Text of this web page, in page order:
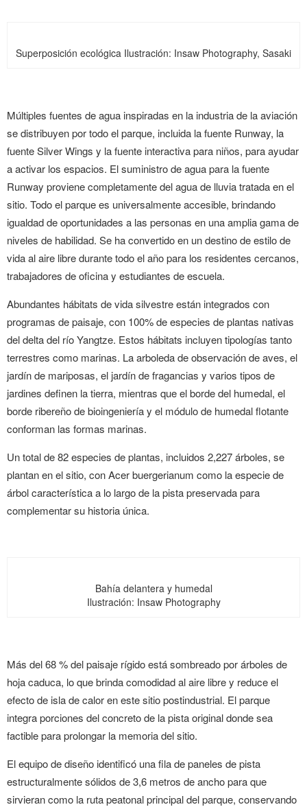
Superposición ecológica Ilustración: Insaw Photography, Sasaki
Múltiples fuentes de agua inspiradas en la industria de la aviación
se distribuyen por todo el parque, incluida la fuente Runway, la
fuente Silver Wings y la fuente interactiva para niños, para ayudar
a activar los espacios. El suministro de agua para la fuente
Runway proviene completamente del agua de lluvia tratada en el
sitio. Todo el parque es universalmente accesible, brindando
igualdad de oportunidades a las personas en una amplia gama de
niveles de habilidad. Se ha convertido en un destino de estilo de
vida al aire libre durante todo el año para los residentes cercanos,
trabajadores de oficina y estudiantes de escuela.
Abundantes hábitats de vida silvestre están integrados con
programas de paisaje, con 100% de especies de plantas nativas
del delta del río Yangtze. Estos hábitats incluyen tipologías tanto
terrestres como marinas. La arboleda de observación de aves, el
jardín de mariposas, el jardín de fragancias y varios tipos de
jardines definen la tierra, mientras que el borde del humedal, el
borde ribereño de bioingeniería y el módulo de humedal flotante
conforman las formas marinas.
Un total de 82 especies de plantas, incluidos 2,227 árboles, se
plantan en el sitio, con Acer buergerianum como la especie de
árbol característica a lo largo de la pista preservada para
complementar su historia única.
Bahía delantera y humedal
Ilustración: Insaw Photography
Más del 68 % del paisaje rígido está sombreado por árboles de
hoja caduca, lo que brinda comodidad al aire libre y reduce el
efecto de isla de calor en este sitio postindustrial. El parque
integra porciones del concreto de la pista original donde sea
factible para prolongar la memoria del sitio.
El equipo de diseño identificó una fila de paneles de pista
estructuralmente sólidos de 3,6 metros de ancho para que
sirvieran como la ruta peatonal principal del parque, conservando